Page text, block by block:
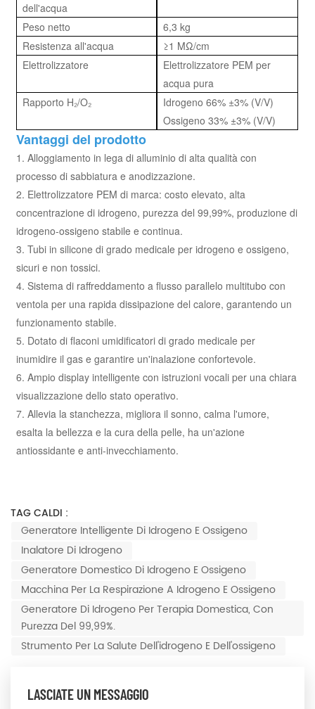
dell'acqua
Peso netto
6,3 kg
Resistenza all'acqua
≥1 MΩ/cm
Elettrolizzatore
Elettrolizzatore PEM per
acqua pura
Rapporto H₂/O₂
Idrogeno 66% ±3% (V/V)
Ossigeno 33% ±3% (V/V)
Vantaggi del prodotto
1. Alloggiamento in lega di alluminio di alta qualità con
processo di sabbiatura e anodizzazione.
2. Elettrolizzatore PEM di marca: costo elevato, alta
concentrazione di idrogeno, purezza del 99,99%, produzione di
idrogeno-ossigeno stabile e continua.
3. Tubi in silicone di grado medicale per idrogeno e ossigeno,
sicuri e non tossici.
4. Sistema di raffreddamento a flusso parallelo multitubo con
ventola per una rapida dissipazione del calore, garantendo un
funzionamento stabile.
5. Dotato di flaconi umidificatori di grado medicale per
inumidire il gas e garantire un'inalazione confortevole.
6. Ampio display intelligente con istruzioni vocali per una chiara
visualizzazione dello stato operativo.
7. Allevia la stanchezza, migliora il sonno, calma l'umore,
esalta la bellezza e la cura della pelle, ha un'azione
antiossidante e anti-invecchiamento.
TAG CALDI :
Generatore Intelligente Di Idrogeno E Ossigeno
Inalatore Di Idrogeno
Generatore Domestico Di Idrogeno E Ossigeno
Macchina Per La Respirazione A Idrogeno E Ossigeno
Generatore Di Idrogeno Per Terapia Domestica, Con
Purezza Del 99,99%.
Strumento Per La Salute Dell'idrogeno E Dell'ossigeno
LASCIATE UN MESSAGGIO